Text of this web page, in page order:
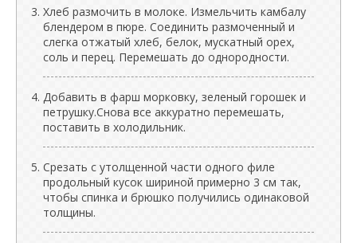
Хлеб размочить в молоке. Измельчить камбалу
блендером в пюре. Соединить размоченный и
слегка отжатый хлеб, белок, мускатный орех,
соль и перец. Перемешать до однородности.
Добавить в фарш морковку, зеленый горошек и
петрушку.Снова все аккуратно перемешать,
поставить в холодильник.
Срезать с утолщенной части одного филе
продольный кусок шириной примерно 3 см так,
чтобы спинка и брюшко получились одинаковой
толщины.